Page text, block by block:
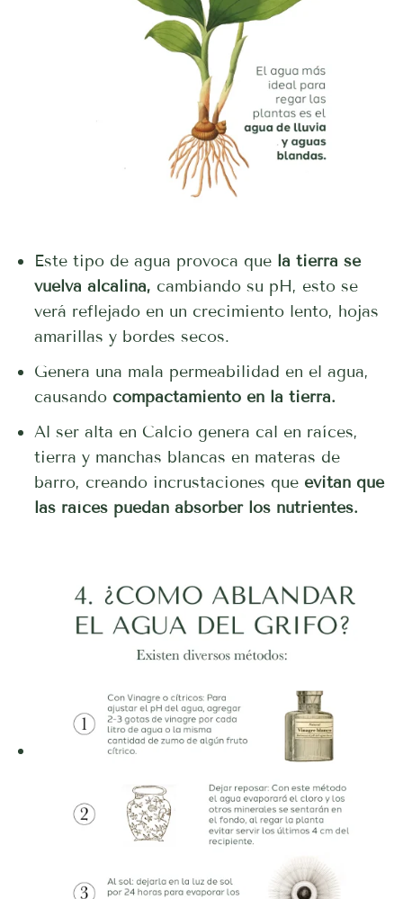
Este tipo de agua provoca que la tierra se
vuelva alcalina, cambiando su pH, esto se
verá reflejado en un crecimiento lento, hojas
amarillas y bordes secos.
Genera una mala permeabilidad en el agua,
causando compactamiento en la tierra.
Al ser alta en Calcio genera cal en raíces,
tierra y manchas blancas en materas de
barro, creando incrustaciones que evitan que
las raíces puedan absorber los nutrientes.